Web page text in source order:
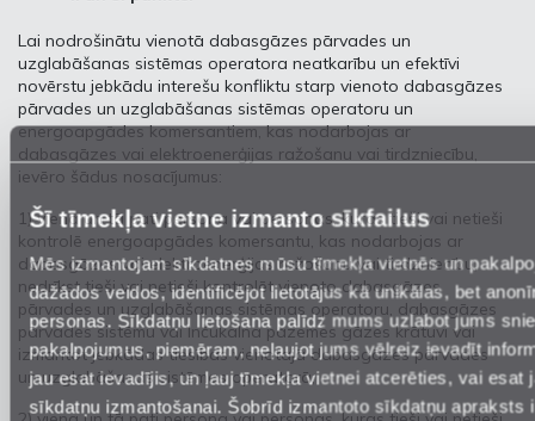
Šī tīmekļa vietne izmanto sīkfailus
Mēs izmantojam sīkdatnes mūsu tīmekļa vietnēs un
dažādos veidos, identificējot lietotājus kā unikālas, bet
personas. Sīkdatņu lietošana palīdz mums uzlabot jums
pakalpojumus, piemēram, neļaujot jums vēlreiz ievadīt
jau esat ievadījis, un ļauj tīmekļa vietnei atcerēties, vai esat
sīkdatņu izmantošanai. Šobrīd izmantoto sīkdatņu apraksts
Lai nodrošinātu vienotā dabasgāzes pārvades un
uzglabāšanas sistēmas operatora neatkarību un efektīvi
novērstu jebkādu interešu konfliktu starp vienoto dabasgāzes
pārvades un uzglabāšanas sistēmas operatoru un
energoapgādes komersantiem, kas nodarbojas ar
dabasgāzes vai elektroenerģijas ražošanu vai tirdzniecību,
ievēro šādus nosacījumus:
1) viena un tā pati persona vai personas, kuras tieši vai netieši
kontrolē energoapgādes komersantu, kas nodarbojas ar
dabasgāzes vai elektroenerģijas ražošanu vai tirdzniecību,
nedrīkst tieši vai netieši kontrolēt vienoto dabasgāzes
pārvades un uzglabāšanas sistēmas operatoru, dabasgāzes
pārvades sistēmu vai Inčukalna pazemes gāzes krātuvi vai
izmantot jebkādas tiesības vienotajā dabasgāzes pārvades
un uzglabāšanas sistēmas operatorā;